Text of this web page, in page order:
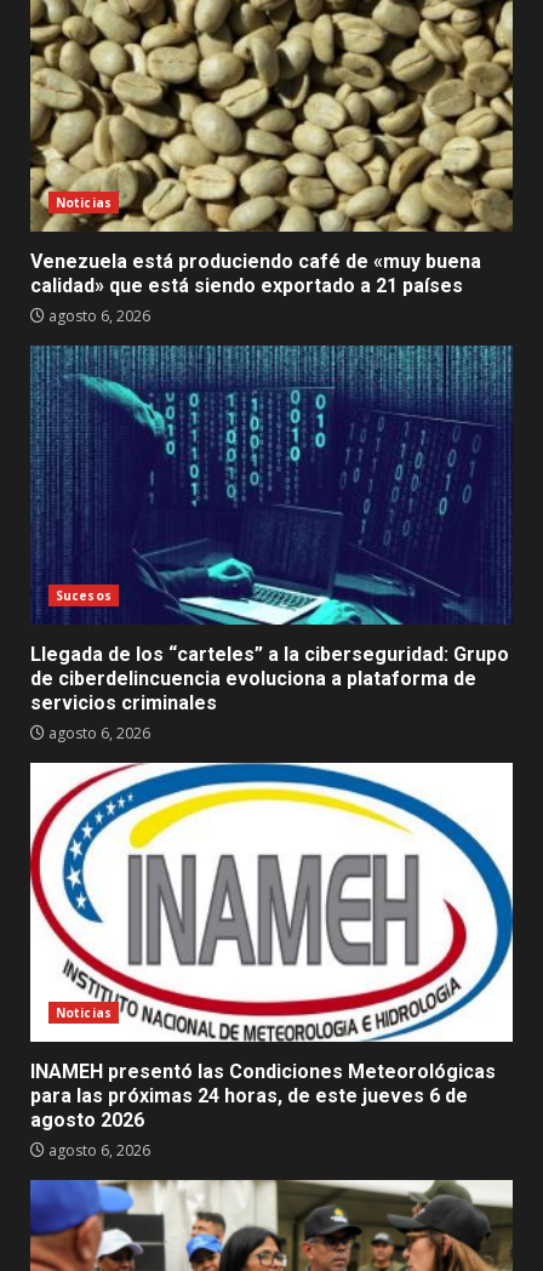
Noticias
Venezuela está produciendo café de «muy buena
calidad» que está siendo exportado a 21 países
agosto 6, 2026
Sucesos
Llegada de los “carteles” a la ciberseguridad: Grupo
de ciberdelincuencia evoluciona a plataforma de
servicios criminales
agosto 6, 2026
Noticias
INAMEH presentó las Condiciones Meteorológicas
para las próximas 24 horas, de este jueves 6 de
agosto 2026
agosto 6, 2026